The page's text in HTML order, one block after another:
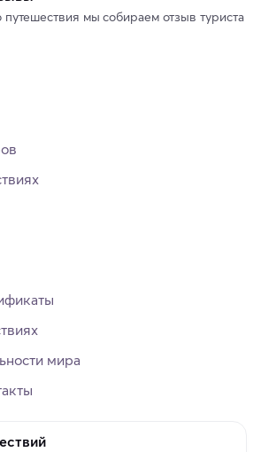
мы собираем отзыв туриста
мира